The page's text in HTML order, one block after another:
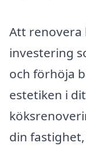
Att renovera
investering
och förhöja
estetiken i
din